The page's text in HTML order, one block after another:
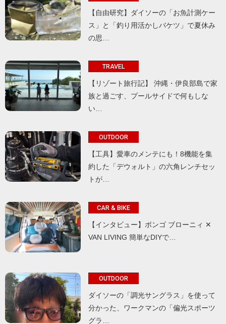
【自由研究】ダイソーの「お魚計測ケー
ス」と「釣り用活かしバケツ」で夏休み
の思…
TRAVEL
【リゾート旅行記】 沖縄・伊良部島で家
族と過ごす、プールサイドで何もしな
い…
OUTDOOR
【工具】愛車のメンテにも！8機能を集
約した「デウォルト」の六角レンチセッ
トが…
CAR & BIKE
【インタビュー】ボンゴ ブローニィ ✕
VAN LIVING 簡単なDIYで…
OUTDOOR
ダイソーの「調光サングラス」を使って
分かった、ワークマンの「偏光スポーツ
グラ…